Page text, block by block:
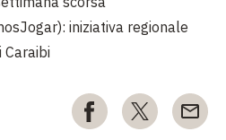
iniziativa regionale
Caraibi